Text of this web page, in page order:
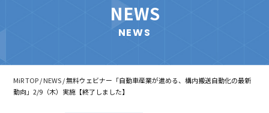
NEWS
NEWS
MiR TOP/NEWS/ 無料ウェビナー「自動車産業が進める、構内搬送自動化の最新
動向」2/9（木）実施【終了しました】